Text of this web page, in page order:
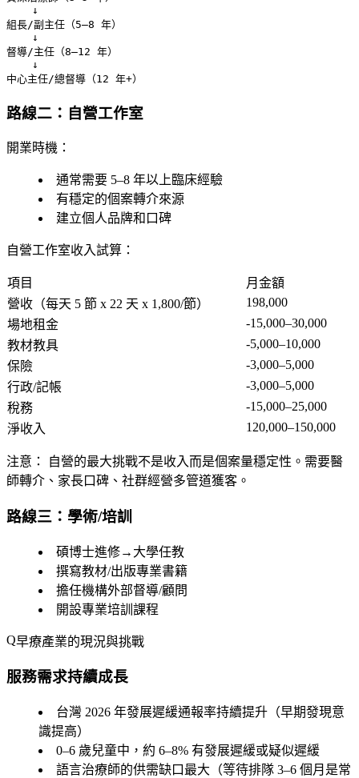
    ↓
組長/副主任（5–8 年）
    ↓
督導/主任（8–12 年）
    ↓
路線二：自營工作室
開業時機：
通常需要 5–8 年以上臨床經驗
有穩定的個案轉介來源
建立個人品牌和口碑
自營工作室收入試算：
項目
月金額
營收 （每天 5 節 x 22 天 x 1,800/節）
198,000
場地租金
-15,000–30,000
教材教具
-5,000–10,000
保險
-3,000–5,000
行政/記帳
-3,000–5,000
稅務
-15,000–25,000
淨收入
120,000–150,000
注意：
自營的最大挑戰不是收入而是個案量穩定性。需要醫
師轉介、家長口碑、社群經營多管道獲客。
路線三：學術/培訓
碩博士進修→大學任教
撰寫教材/出版專業書籍
擔任機構外部督導/顧問
開設專業培訓課程
早療產業的現況與挑戰
服務需求持續成長
台灣 2026 年發展遲緩通報率持續提升（早期發現意
識提高）
0–6 歲兒童中，約 6–8% 有發展遲緩或疑似遲緩
語言治療師的供需缺口最大（等待排隊 3–6 個月是常